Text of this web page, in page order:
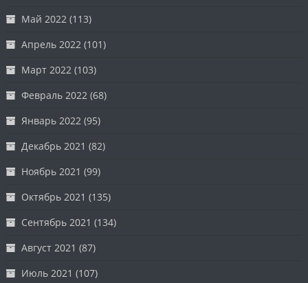
Май 2022 (113)
Апрель 2022 (101)
Март 2022 (103)
Февраль 2022 (68)
Январь 2022 (95)
Декабрь 2021 (82)
Ноябрь 2021 (99)
Октябрь 2021 (135)
Сентябрь 2021 (134)
Август 2021 (87)
Июль 2021 (107)